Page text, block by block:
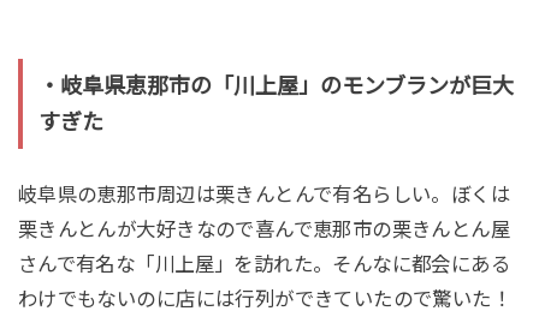
・岐阜県恵那市の「川上屋」のモンブランが巨大
すぎた
岐阜県の恵那市周辺は栗きんとんで有名らしい。ぼくは
栗きんとんが大好きなので喜んで恵那市の栗きんとん屋
さんで有名な「川上屋」を訪れた。そんなに都会にある
わけでもないのに店には行列ができていたので驚いた！